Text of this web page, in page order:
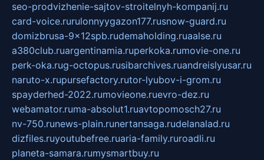
seo-prodvizhenie-sajtov-stroitelnyh-kompanij.ru
card-voice.rurulonnyygazon177.rusnow-guard.ru
domizbrusa-9x12spb.rudemaholding.ruaalse.ru
a380club.ruargentinamia.ruperkoka.rumovie-one.ru
perk-oka.rug-octopus.rusibarchives.ruandreislyusar.ru
naruto-x.rupursefactory.rutor-lyubov-i-grom.ru
spayderhed-2022.rumovieone.ruevro-dez.ru
webamator.ruma-absolut1.ruavtopomosch27.ru
nv-750.runews-plain.runertansaga.rudelanalad.ru
dizfiles.ruyoutubefree.ruaria-family.ruroadli.ru
planeta-samara.rumysmartbuy.ru